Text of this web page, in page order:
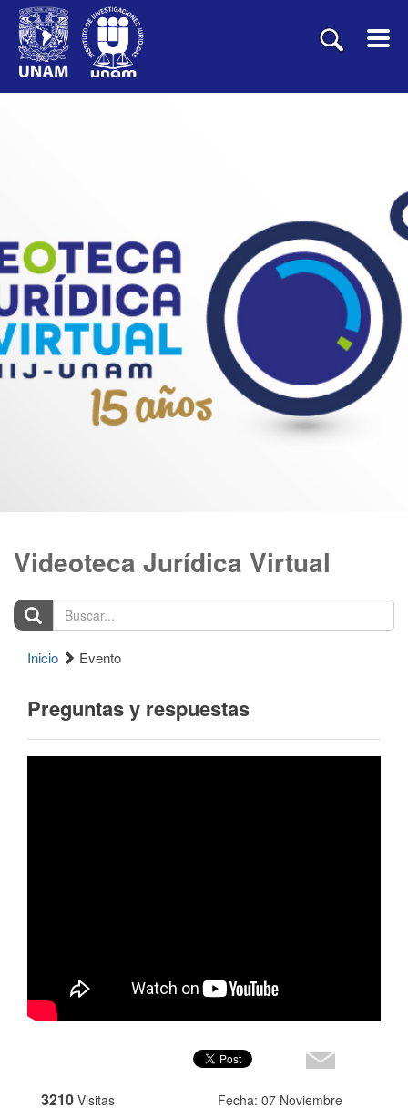
Videoteca Jurídica Virtual
Buscar...
Inicio Evento
Preguntas y respuestas
3210 Visitas
Fecha: 07 Noviembre